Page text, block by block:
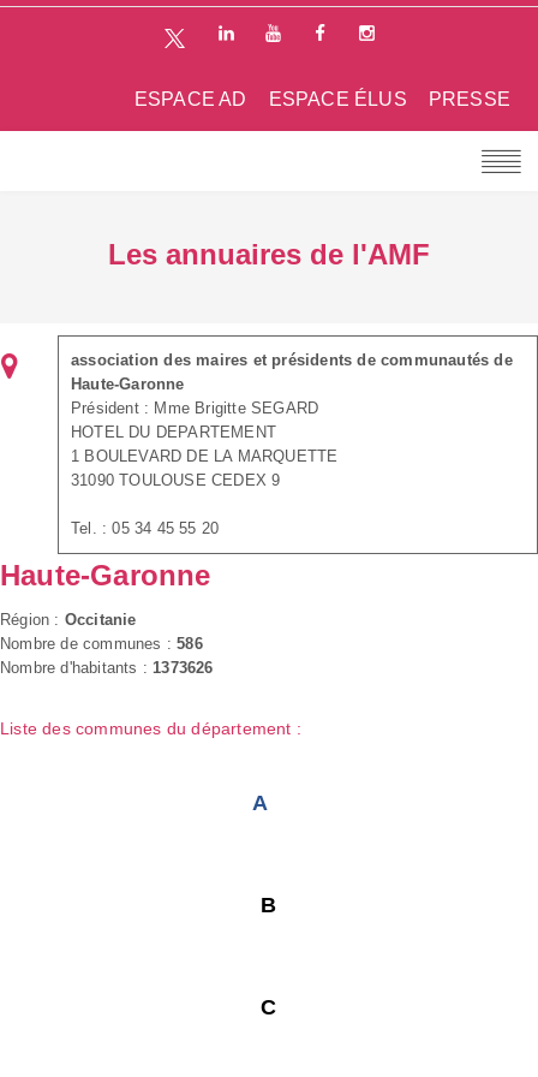
PRESSE
ESPACE ÉLUS
ESPACE AD
Les annuaires de l'AMF
association des maires et présidents de communautés de
Haute-Garonne
Président : Mme Brigitte SEGARD
HOTEL DU DEPARTEMENT
1 BOULEVARD DE LA MARQUETTE
31090 TOULOUSE CEDEX 9
Tel. : 05 34 45 55 20
Haute-Garonne
Région : Occitanie
Nombre de communes :586
Nombre d'habitants : 1373626
Liste des communes du département :
A
B
C